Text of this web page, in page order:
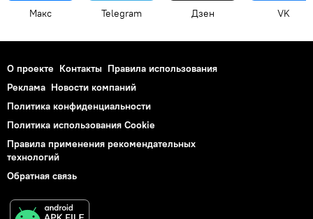
Макс Telegram Дзен VK
О проекте Контакты Правила использования
Реклама Новости компаний
Политика конфиденциальности
Политика использования Cookie
Правила применения рекомендательных
технологий
Обратная связь